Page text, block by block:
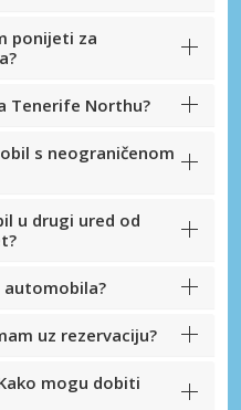
ponijeti za
Tenerife Northu?
s neograničenom
u drugi ured od
uz rezervaciju?
mogu dobiti